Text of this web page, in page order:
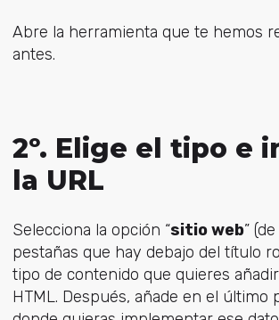
Abre la herramienta que te hemos
antes.
2º. Elige el tipo e
la URL
Selecciona la opción “sitio web”
pestañas que hay debajo del título
tipo de contenido que quieres
HTML. Después, añade en el último